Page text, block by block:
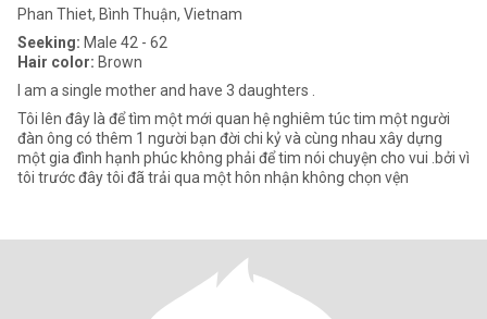
Phan Thiet, Bình Thuận, Vietnam
Seeking: Male 42 - 62
Hair color: Brown
I am a single mother and have 3 daughters .
Tôi lên đây là để tìm một mới quan hệ nghiêm túc tim một người
đàn ông có thêm 1 người bạn đời chi kỷ và cùng nhau xây dựng
một gia đình hạnh phúc không phải để tim nói chuyện cho vui .bởi vì
tôi trước đây tôi đã trải qua một hôn nhận không chọn vện